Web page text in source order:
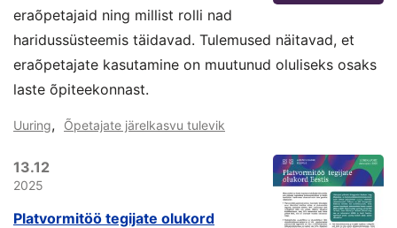
eraõpetajaid ning millist rolli nad
haridussüsteemis täidavad. Tulemused näitavad, et
eraõpetajate kasutamine on muutunud oluliseks osaks
laste õpiteekonnast.
Uuring, Õpetajate järelkasvu tulevik
13.12
2025
Platvormitöö tegijate olukord